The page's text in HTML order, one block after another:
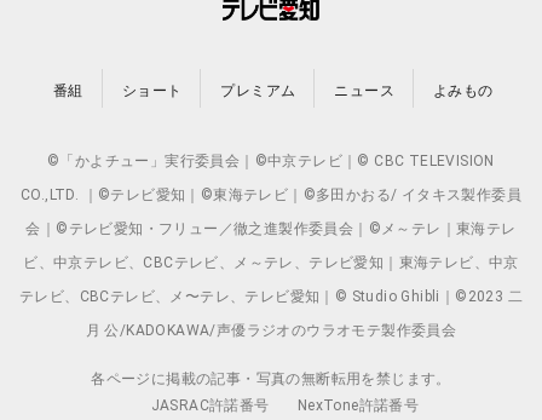
番組 ショート プレミアム ニュース よみもの
©「かよチュー」実行委員会｜©中京テレビ｜© CBC TELEVISION
CO.,LTD. ｜©テレビ愛知｜©東海テレビ｜©多田かおる/ イタキス製作委員
会｜©テレビ愛知・フリュー／徹之進製作委員会｜©メ～テレ｜東海テレ
ビ、中京テレビ、CBCテレビ、メ～テレ、テレビ愛知｜東海テレビ、中京
テレビ、CBCテレビ、メ〜テレ、テレビ愛知｜© Studio Ghibli｜©2023 二
月 公/KADOKAWA/声優ラジオのウラオモテ製作委員会
各ページに掲載の記事・写真の無断転用を禁じます。
JASRAC許諾番号
NexTone許諾番号